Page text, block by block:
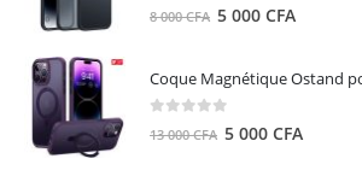
500 CFA.
8 000CFA Le
était :
000 CFA.
5 000 CFA
000 CFA.
13 000CFA Le
5 000 CFA